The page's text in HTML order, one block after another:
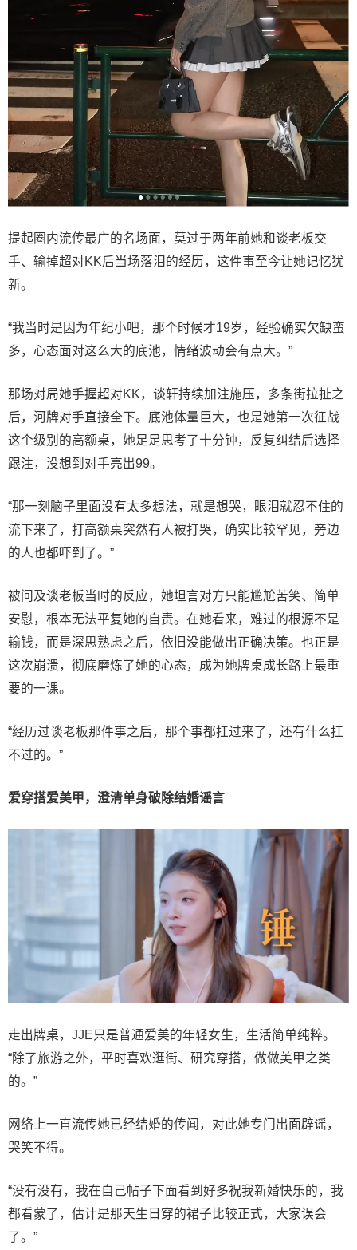
提起圈内流传最广的名场面，莫过于两年前她和谈老板交
手、输掉超对KK后当场落泪的经历，这件事至今让她记忆犹
新。
“我当时是因为年纪小吧，那个时候才19岁，经验确实欠缺蛮
多，心态面对这么大的底池，情绪波动会有点大。”
那场对局她手握超对KK，谈轩持续加注施压，多条街拉扯之
后，河牌对手直接全下。底池体量巨大，也是她第一次征战
这个级别的高额桌，她足足思考了十分钟，反复纠结后选择
跟注，没想到对手亮出99。
“那一刻脑子里面没有太多想法，就是想哭，眼泪就忍不住的
流下来了，打高额桌突然有人被打哭，确实比较罕见，旁边
的人也都吓到了。”
被问及谈老板当时的反应，她坦言对方只能尴尬苦笑、简单
安慰，根本无法平复她的自责。在她看来，难过的根源不是
输钱，而是深思熟虑之后，依旧没能做出正确决策。也正是
这次崩溃，彻底磨炼了她的心态，成为她牌桌成长路上最重
要的一课。
“经历过谈老板那件事之后，那个事都扛过来了，还有什么扛
不过的。”
爱穿搭爱美甲，澄清单身破除结婚谣言
走出牌桌，JJE只是普通爱美的年轻女生，生活简单纯粹。
“除了旅游之外，平时喜欢逛街、研究穿搭，做做美甲之类
的。”
网络上一直流传她已经结婚的传闻，对此她专门出面辟谣，
哭笑不得。
“没有没有，我在自己帖子下面看到好多祝我新婚快乐的，我
都看蒙了，估计是那天生日穿的裙子比较正式，大家误会
了。”